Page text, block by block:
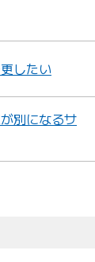
したい
別になるサ